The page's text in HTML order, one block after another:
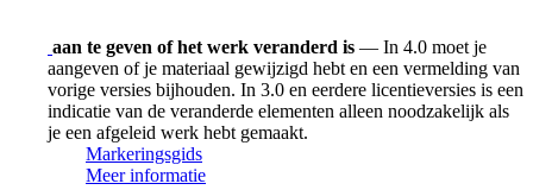
aan te geven of het werk veranderd is — In 4.0 moet je
aangeven of je materiaal gewijzigd hebt en een vermelding van
vorige versies bijhouden. In 3.0 en eerdere licentieversies is een
indicatie van de veranderde elementen alleen noodzakelijk als
je een afgeleid werk hebt gemaakt.
Markeringsgids
Meer informatie